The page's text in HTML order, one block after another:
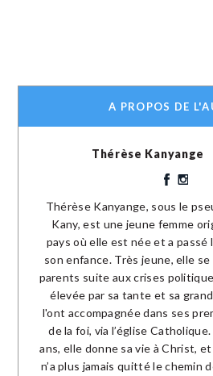
A PROPOS DE
Thérèse Kanyange
Thérèse Kanyange, sous le
Kany, est une jeune femme
pays où elle est née et a passé
son enfance. Très jeune, elle
parents suite aux crises
élevée par sa tante et sa
l'ont accompagnée dans ses
de la foi, via l’église
ans, elle donne sa vie à Christ,
n’a plus jamais quitté le chemin